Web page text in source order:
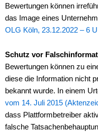
Bewertungen können
das Image eines
OLG Köln, 23.12.2022 – 6
Schutz vor
Bewertungen können zu
diese die Information nicht
bekannt wurde. In einem
vom 14. Juli 2015
dass Plattformbetreiber
falsche